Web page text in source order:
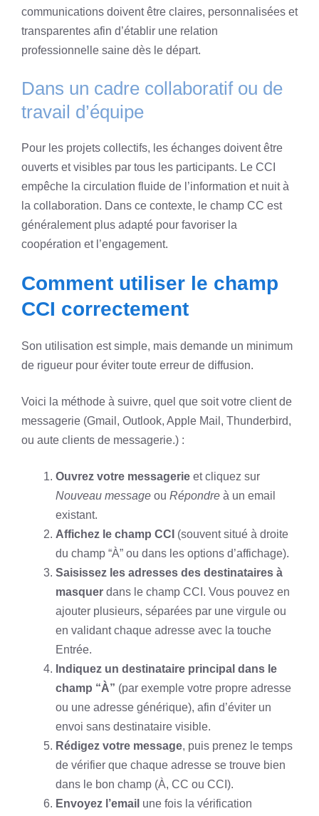
communications doivent être claires, personnalisées et
transparentes afin d’établir une relation
professionnelle saine dès le départ.
Dans un cadre collaboratif ou de
travail d’équipe
Pour les projets collectifs, les échanges doivent être
ouverts et visibles par tous les participants. Le CCI
empêche la circulation fluide de l’information et nuit à
la collaboration. Dans ce contexte, le champ CC est
généralement plus adapté pour favoriser la
coopération et l’engagement.
Comment utiliser le champ
CCI correctement
Son utilisation est simple, mais demande un minimum
de rigueur pour éviter toute erreur de diffusion.
Voici la méthode à suivre, quel que soit votre client de
messagerie (Gmail, Outlook, Apple Mail, Thunderbird,
ou aute clients de messagerie.) :
Ouvrez votre messagerie et cliquez sur
Nouveau message ou Répondre à un email
existant.
Affichez le champ CCI (souvent situé à droite
du champ “À” ou dans les options d’affichage).
Saisissez les adresses des destinataires à
masquer dans le champ CCI. Vous pouvez en
ajouter plusieurs, séparées par une virgule ou
en validant chaque adresse avec la touche
Entrée.
Indiquez un destinataire principal dans le
champ “À” (par exemple votre propre adresse
ou une adresse générique), afin d’éviter un
envoi sans destinataire visible.
Rédigez votre message, puis prenez le temps
de vérifier que chaque adresse se trouve bien
dans le bon champ (À, CC ou CCI).
Envoyez l’email une fois la vérification